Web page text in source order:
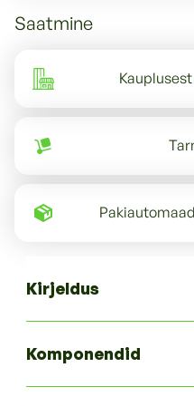
Saatmine
Kirjeldus
See palsam leevendab
niiskuse, jättes karvkatte
Komponendid